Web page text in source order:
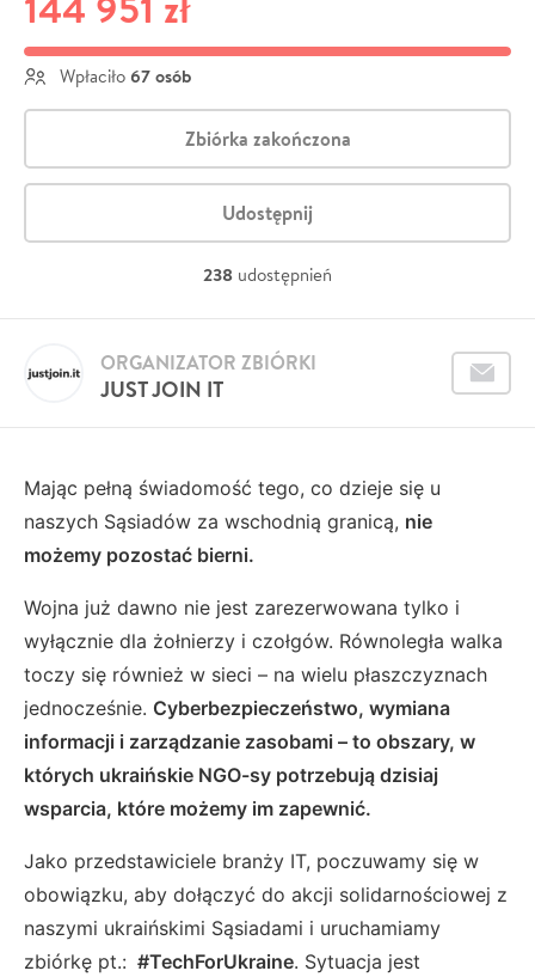
Wpłaciło 67 osób
Zbiórka zakończona
Udostępnij
238 udostępnień
JUST JOIN IT
ORGANIZATOR ZBIÓRKI
Mając pełną świadomość tego, co dzieje się u
naszych Sąsiadów za wschodnią granicą, nie
możemy pozostać bierni.
Wojna już dawno nie jest zarezerwowana tylko i
wyłącznie dla żołnierzy i czołgów. Równoległa walka
toczy się również w sieci – na wielu płaszczyznach
jednocześnie. Cyberbezpieczeństwo, wymiana
informacji i zarządzanie zasobami – to obszary, w
których ukraińskie NGO-sy potrzebują dzisiaj
wsparcia, które możemy im zapewnić.
Jako przedstawiciele branży IT, poczuwamy się w
obowiązku, aby dołączyć do akcji solidarnościowej z
naszymi ukraińskimi Sąsiadami i uruchamiamy
zbiórkę pt.: #TechForUkraine. Sytuacja jest